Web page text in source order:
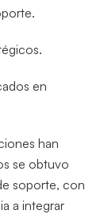
en
han
se obtuvo
soporte, con
a integrar